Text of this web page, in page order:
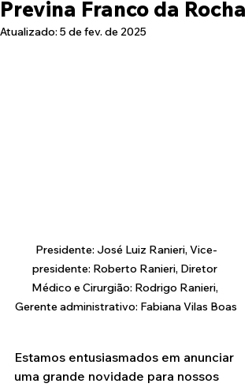
Previna Franco da Rocha
Atualizado: 5 de fev. de 2025
Presidente: José Luiz Ranieri, Vice-
presidente: Roberto Ranieri, Diretor
Médico e Cirurgião: Rodrigo Ranieri,
Gerente administrativo: Fabiana Vilas Boas
Estamos entusiasmados em anunciar
uma grande novidade para nossos